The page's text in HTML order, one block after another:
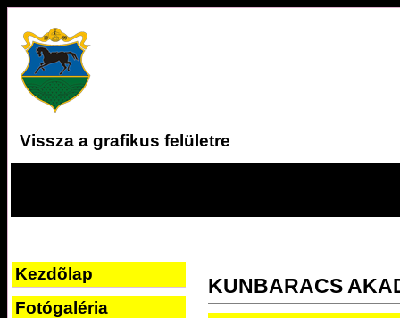
Vissza a grafikus felületre
Kezdõlap
Fotógaléria
KUNBARACS